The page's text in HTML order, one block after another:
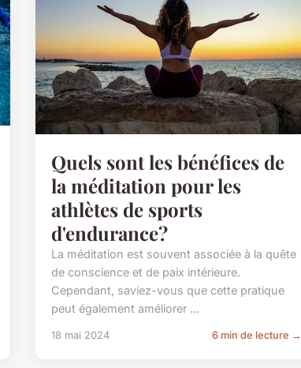
Quels sont les bénéfices de
la méditation pour les
athlètes de sports
d'endurance?
La méditation est souvent associée à la quête
de conscience et de paix intérieure.
Cependant, saviez-vous que cette pratique
peut également améliorer ...
18 mai 2024 6 min de lecture →